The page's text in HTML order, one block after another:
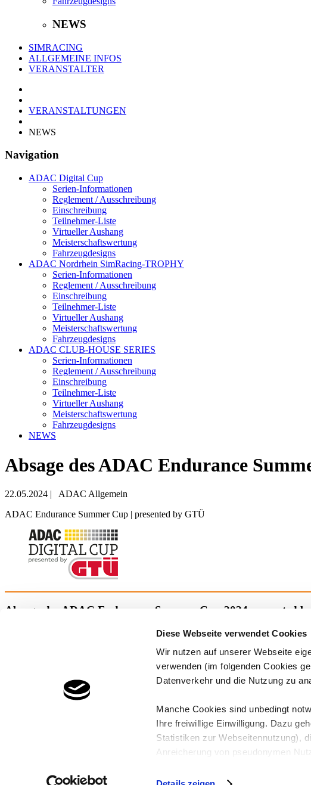
Diese Webseite verwendet Cookies
Wir nutzen auf unserer Webseite
verwenden (im folgenden Cookies
Datenverkehr und die Nutzung zu
Manche Cookies sind unbedingt
Ihre freiwillige Einwilligung. Dazu
Statistiken zur Webseitennutzung),
Anreicherung von pseudonymen
NEWS
SIMRACING
ALLGEMEINE INFOS
VERANSTALTER
VERANSTALTUNGEN
NEWS
Navigation
ADAC Digital Cup
Serien-Informationen
Reglement / Ausschreibung
Einschreibung
Teilnehmer-Liste
Virtueller Aushang
Meisterschaftswertung
Fahrzeugdesigns
ADAC Nordrhein SimRacing-TROPHY
Serien-Informationen
Reglement / Ausschreibung
Einschreibung
Teilnehmer-Liste
Virtueller Aushang
Meisterschaftswertung
Fahrzeugdesigns
ADAC CLUB-HOUSE SERIES
Serien-Informationen
Reglement / Ausschreibung
Einschreibung
Teilnehmer-Liste
Virtueller Aushang
Meisterschaftswertung
Fahrzeugdesigns
NEWS
Absage des ADAC Endurance
22.05.2024 |
ADAC Allgemein
ADAC Endurance Summer Cup | presented by GTÜ
Absage des ADAC Endurance Summer Cup 2024 presented
Leider müssen wir euch mitteilen, dass der ADAC Endurance Summer Cup 2024
Wir bedauern diese Entscheidung sehr und danken euch für euer Verständnis.
Derzeit überlegen wir, ein Special Event zu veranstalten. Dazu werden wir ein